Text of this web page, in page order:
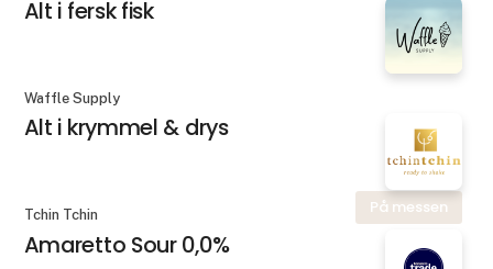
Alt i fersk fisk
Waffle Supply
Alt i krymmel & drys
På messen
Tchin Tchin
Amaretto Sour 0,0%